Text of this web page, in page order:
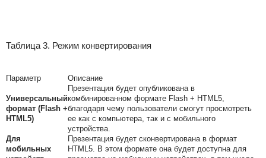
Таблица 3. Режим конвертирования
Параметр Описание
Универсальный
формат (Flash +
HTML5)
Презентация будет опубликована в
комбинированном формате Flash + HTML5,
благодаря чему пользователи смогут просмотреть
ее как с компьютера, так и с мобильного
устройства.
Для
мобильных
Презентация будет сконвертирована в формат
HTML5. В этом формате она будет доступна для